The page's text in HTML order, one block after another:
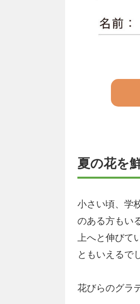
夏の花を
小さい頃、学
のある方もい
上へと伸びて
ともいえるで
花びらのグラ